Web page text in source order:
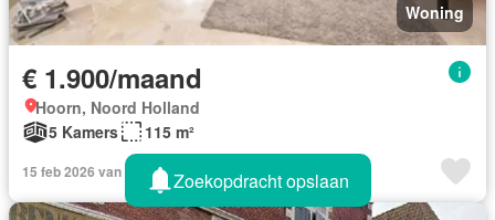
Woning
€ 1.900/maand
Hoorn, Noord Holland
5 Kamers
115 m²
15 feb 2026 van HousingtargetZoekopdracht opslaan